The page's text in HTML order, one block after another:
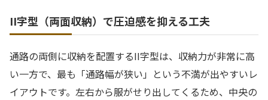
II字型（両面収納）で圧迫感を抑える工夫
通路の両側に収納を配置するII字型は、収納力が非常に高
い一方で、最も「通路幅が狭い」という不満が出やすいレ
イアウトです。左右から服がせり出してくるため、中央の